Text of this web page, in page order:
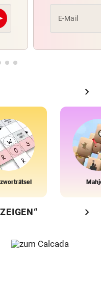
E-Mail
chevron_right
chevron_right